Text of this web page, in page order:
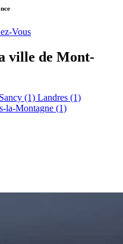
Vous
ville de Mont-
Sancy (1) Landres (1)
la-Montagne (1)